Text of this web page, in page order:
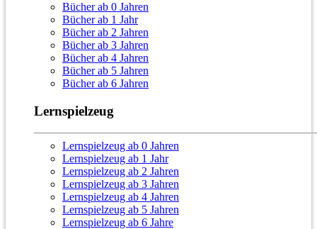
Bücher ab 0 Jahren
Bücher ab 1 Jahr
Bücher ab 2 Jahren
Bücher ab 3 Jahren
Bücher ab 4 Jahren
Bücher ab 5 Jahren
Bücher ab 6 Jahren
Lernspielzeug
Lernspielzeug ab 0 Jahren
Lernspielzeug ab 1 Jahr
Lernspielzeug ab 2 Jahren
Lernspielzeug ab 3 Jahren
Lernspielzeug ab 4 Jahren
Lernspielzeug ab 5 Jahren
Lernspielzeug ab 6 Jahre